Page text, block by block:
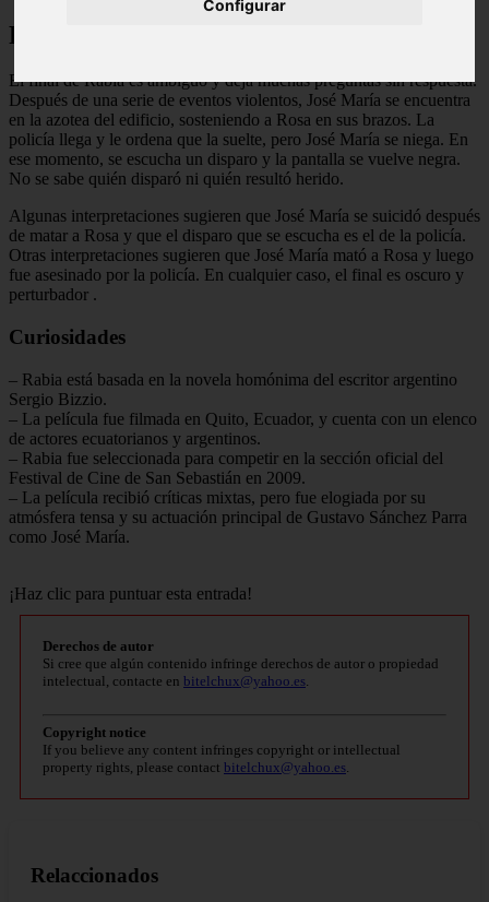
Configurar
Final Explicado
El final de Rabia es ambiguo y deja muchas preguntas sin respuesta.
Después de una serie de eventos violentos, José María se encuentra
en la azotea del edificio, sosteniendo a Rosa en sus brazos. La
policía llega y le ordena que la suelte, pero José María se niega. En
ese momento, se escucha un disparo y la pantalla se vuelve negra.
No se sabe quién disparó ni quién resultó herido.
Algunas interpretaciones sugieren que José María se suicidó después
de matar a Rosa y que el disparo que se escucha es el de la policía.
Otras interpretaciones sugieren que José María mató a Rosa y luego
fue asesinado por la policía. En cualquier caso, el final es oscuro y
perturbador .
Curiosidades
– Rabia está basada en la novela homónima del escritor argentino
Sergio Bizzio.
– La película fue filmada en Quito, Ecuador, y cuenta con un elenco
de actores ecuatorianos y argentinos.
– Rabia fue seleccionada para competir en la sección oficial del
Festival de Cine de San Sebastián en 2009.
– La película recibió críticas mixtas, pero fue elogiada por su
atmósfera tensa y su actuación principal de Gustavo Sánchez Parra
como José María.
¡Haz clic para puntuar esta entrada!
Derechos de autor
Si cree que algún contenido infringe derechos de autor o propiedad
intelectual, contacte en bitelchux@yahoo.es
Copyright notice
If you believe any content infringes copyright or intellectual
property rights, please contact bitelchux@yahoo.es
Relaccionados